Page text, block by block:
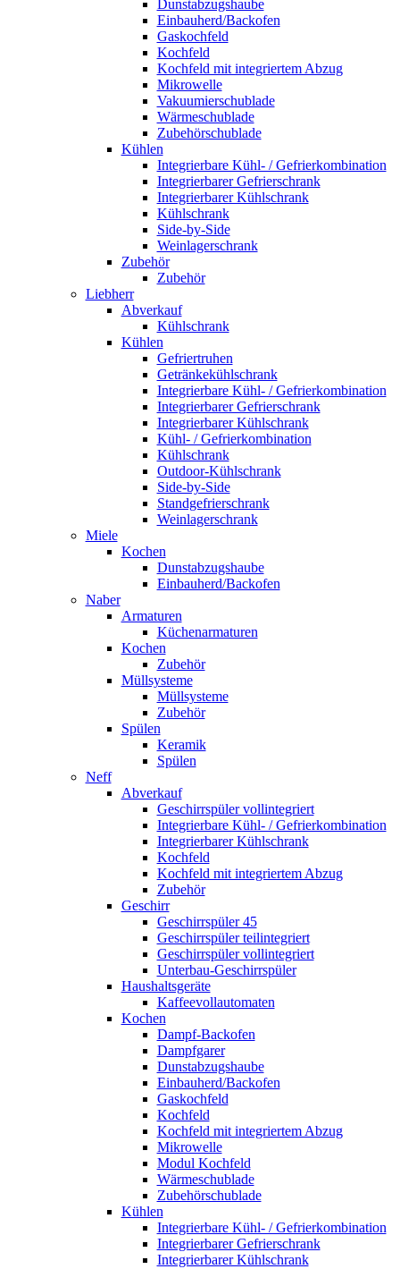
Dunstabzugshaube
Einbauherd/Backofen
Gaskochfeld
Kochfeld
Kochfeld mit integriertem Abzug
Mikrowelle
Vakuumierschublade
Wärmeschublade
Zubehörschublade
Kühlen
Integrierbare Kühl- / Gefrierkombination
Integrierbarer Gefrierschrank
Integrierbarer Kühlschrank
Kühlschrank
Side-by-Side
Weinlagerschrank
Zubehör
Zubehör
Liebherr
Abverkauf
Kühlschrank
Kühlen
Gefriertruhen
Getränkekühlschrank
Integrierbare Kühl- / Gefrierkombination
Integrierbarer Gefrierschrank
Integrierbarer Kühlschrank
Kühl- / Gefrierkombination
Kühlschrank
Outdoor-Kühlschrank
Side-by-Side
Standgefrierschrank
Weinlagerschrank
Miele
Kochen
Dunstabzugshaube
Einbauherd/Backofen
Naber
Armaturen
Küchenarmaturen
Kochen
Zubehör
Müllsysteme
Müllsysteme
Zubehör
Spülen
Keramik
Spülen
Neff
Abverkauf
Geschirrspüler vollintegriert
Integrierbare Kühl- / Gefrierkombination
Integrierbarer Kühlschrank
Kochfeld
Kochfeld mit integriertem Abzug
Zubehör
Geschirr
Geschirrspüler 45
Geschirrspüler teilintegriert
Geschirrspüler vollintegriert
Unterbau-Geschirrspüler
Haushaltsgeräte
Kaffeevollautomaten
Kochen
Dampf-Backofen
Dampfgarer
Dunstabzugshaube
Einbauherd/Backofen
Gaskochfeld
Kochfeld
Kochfeld mit integriertem Abzug
Mikrowelle
Modul Kochfeld
Wärmeschublade
Zubehörschublade
Kühlen
Integrierbare Kühl- / Gefrierkombination
Integrierbarer Gefrierschrank
Integrierbarer Kühlschrank